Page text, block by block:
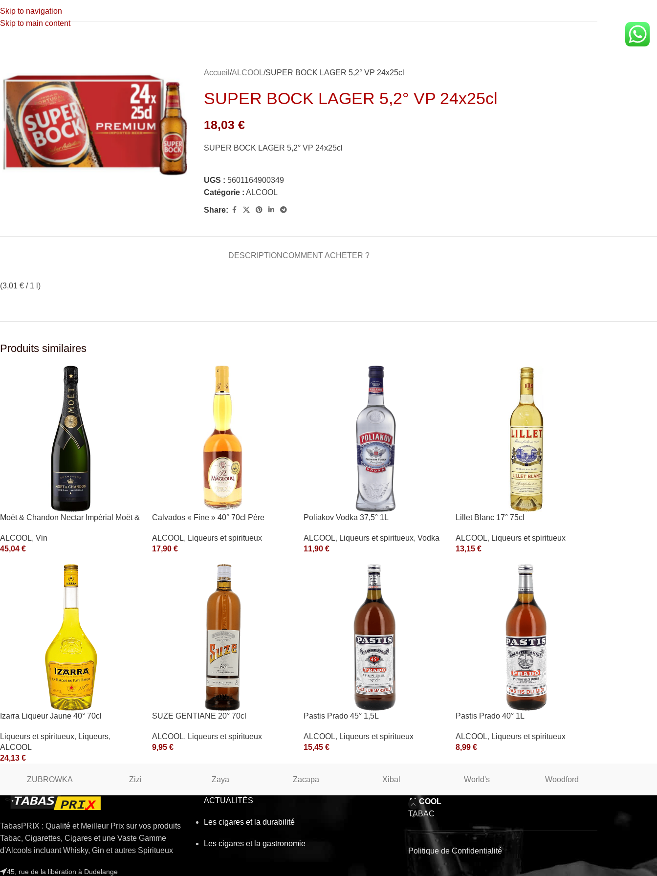
Skip to navigation
Skip to main content
Accueil ALCOOL SUPER BOCK LAGER 5,2° VP 24x25cl
SUPER BOCK LAGER 5,2° VP 24x25cl
18,03€
SUPER BOCK LAGER 5,2° VP 24x25cl
UGS :5601164900349
Catégorie : ALCOOL
Share:
DESCRIPTION COMMENT ACHETER ?
(3,01 € / 1 l)
Produits similaires
Moët & Chandon Nectar Impérial Moët &
ALCOOL, Vin
45,04 €
Calvados « Fine » 40° 70cl Père
ALCOOL, Liqueurs et spiritueux
17,90 €
Poliakov Vodka 37,5° 1L
ALCOOL, Liqueurs et spiritueux, Vodka
11,90 €
Lillet Blanc 17° 75cl
ALCOOL, Liqueurs et spiritueux
13,15 €
Izarra Liqueur Jaune 40° 70cl
Liqueurs et spiritueux, Liqueurs,
ALCOOL
24,13 €
SUZE GENTIANE 20° 70cl
ALCOOL, Liqueurs et spiritueux
9,95 €
Pastis Prado 45° 1,5L
ALCOOL, Liqueurs et spiritueux
15,45 €
Pastis Prado 40° 1L
ALCOOL, Liqueurs et spiritueux
8,99 €
ZUBROWKA Zizi Zaya Zacapa Xibal World's Woodford
TabasPRIX : Qualité et Meilleur Prix sur vos produits
Tabac, Cigarettes, Cigares et une Vaste Gamme
d'Alcools incluant Whisky, Gin et autres Spiritueux
45, rue de la libération à Dudelange
ACTUALITÉS
Les cigares et la durabilité
Les cigares et la gastronomie
ALCOOL
TABAC
Politique de Confidentialité